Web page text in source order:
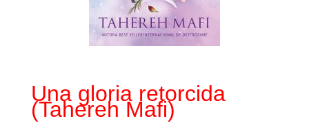
Una gloria retorcida
(Tahereh Mafi)